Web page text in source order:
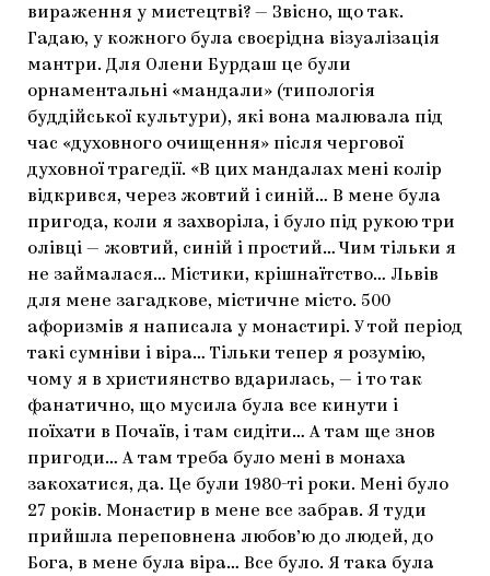
вираження у мистецтві? — Звісно, що так.
Гадаю, у кожного була своєрідна візуалізація
мантри. Для Олени Бурдаш це були
орнаментальні «мандали» (типологія
буддійської культури), які вона малювала під
час «духовного очищення» після чергової
духовної трагедії. «В цих мандалах мені колір
відкрився, через жовтий і синій… В мене була
пригода, коли я захворіла, і було під рукою три
олівці — жовтий, синій і простий… Чим тільки я
не займалася… Містики, крішнаїтство… Львів
для мене загадкове, містичне місто. 500
афоризмів я написала у монастирі. У той період
такі сумніви і віра… Тільки тепер я розумію,
чому я в християнство вдарилась, — і то так
фанатично, що мусила була все кинути і
поїхати в Почаїв, і там сидіти… А там ще знов
пригоди… А там треба було мені в монаха
закохатися, да. Це були 1980-ті роки. Мені було
27 років. Монастир в мене все забрав. Я туди
прийшла переповнена любов’ю до людей, до
Бога, в мене була віра… Все було. Я така була